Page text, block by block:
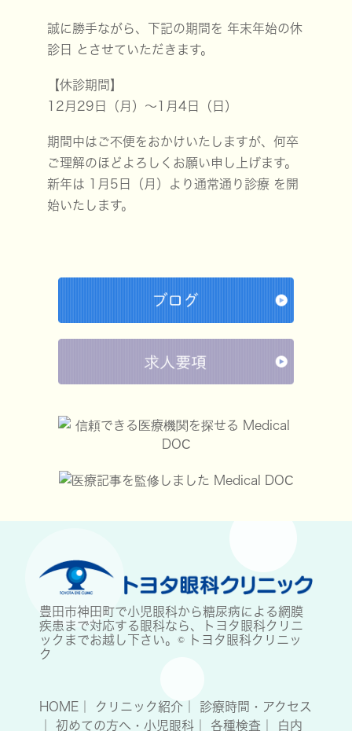
誠に勝手ながら、下記の期間を 年末年始の休
診日 とさせていただきます。
【休診期間】
12月29日（月）～1月4日（日）
期間中はご不便をおかけいたしますが、何卒
ご理解のほどよろしくお願い申し上げます。
新年は 1月5日（月）より通常通り診療 を開
始いたします。
豊田市神田町で小児眼科から糖尿病による網膜
疾患まで対応する眼科なら、トヨタ眼科クリニ
ックまでお越し下さい。© トヨタ眼科クリニッ
ク
HOME クリニック紹介
診療時間・アクセス
初めての方へ・小児眼科 各種検査 白内